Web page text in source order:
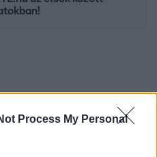
Process My Personal